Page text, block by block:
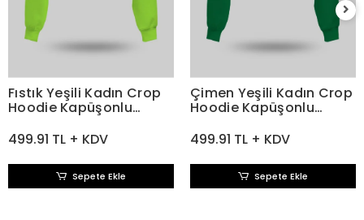
Fıstık Yeşili Kadın Crop
Hoodie Kapüşonlu
Sweatshirt
499.91 TL + KDV
Sepete Ekle
Çimen Yeşili Kadın Crop
Hoodie Kapüşonlu
Sweatshirt
499.91 TL + KDV
Sepete Ekle